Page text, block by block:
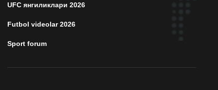
UFC янгиликлари 2026
Futbol videolar 2026
Sport forum